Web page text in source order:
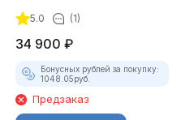
5.0 (1)
34 900 ₽
Бонусных рублей за покупку:
1048.05руб.
Предзаказ